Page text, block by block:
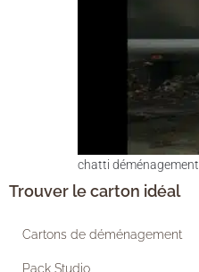
chatti déménagement
Trouver le carton idéal
Cartons de déménagement
Pack Studio